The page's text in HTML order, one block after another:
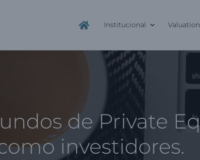
Institucional Valuation
de Private
investidores.